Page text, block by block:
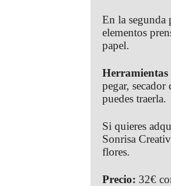
En la segunda
elementos
papel.
Herramientas
pegar,
puedes traerla.
Si quieres
Sonrisa
flores.
Precio: 32€